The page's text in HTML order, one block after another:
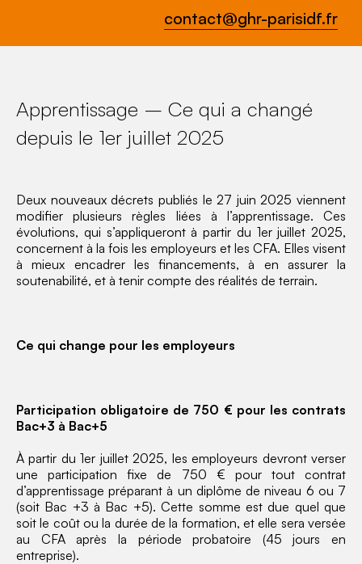
contact@ghr-parisidf.fr
Apprentissage – Ce qui a changé
depuis le 1er juillet 2025
Deux nouveaux décrets publiés le 27 juin 2025 viennent
modifier plusieurs règles liées à l’apprentissage. Ces
évolutions, qui s’appliqueront à partir du 1er juillet 2025,
concernent à la fois les employeurs et les CFA. Elles visent
à mieux encadrer les financements, à en assurer la
soutenabilité, et à tenir compte des réalités de terrain.
Ce qui change pour les employeurs
Participation obligatoire de 750 € pour les contrats
Bac+3 à Bac+5
À partir du 1er juillet 2025, les employeurs devront verser
une participation fixe de 750 € pour tout contrat
d’apprentissage préparant à un diplôme de niveau 6 ou 7
(soit Bac +3 à Bac +5). Cette somme est due quel que
soit le coût ou la durée de la formation, et elle sera versée
au CFA après la période probatoire (45 jours en
entreprise).